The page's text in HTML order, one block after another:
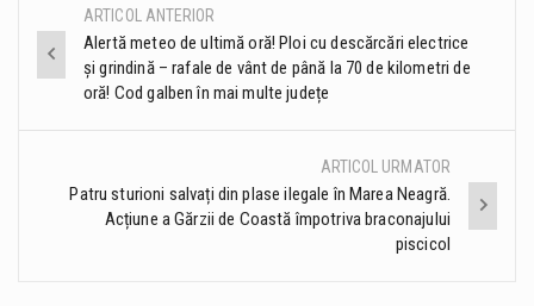
Post
navigation
ARTICOL ANTERIOR
Alertă meteo de ultimă oră! Ploi cu descărcări electrice
și grindină – rafale de vânt de până la 70 de kilometri de
oră! Cod galben în mai multe județe
ARTICOL URMATOR
Patru sturioni salvați din plase ilegale în Marea Neagră.
Acțiune a Gărzii de Coastă împotriva braconajului
piscicol